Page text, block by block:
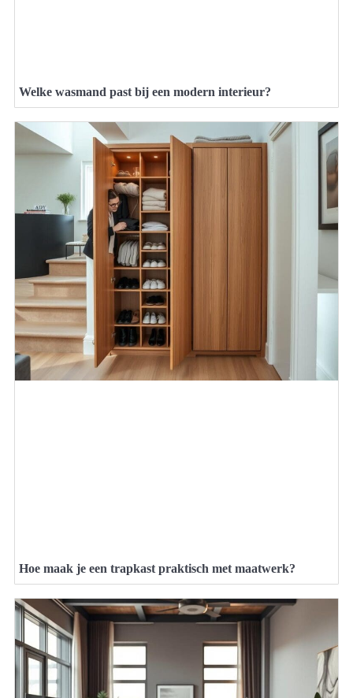
Welke wasmand past bij een modern interieur?
Hoe maak je een trapkast praktisch met maatwerk?